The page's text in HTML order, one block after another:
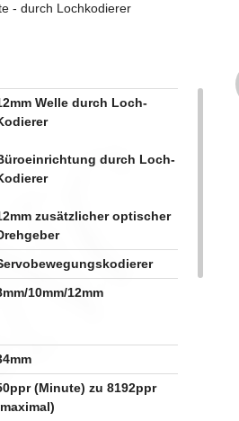
- durch Lochkodierer
Welle durch Loch-
durch Loch-
zusätzlicher optischer
10mm/12mm
(Minute) zu 8192ppr